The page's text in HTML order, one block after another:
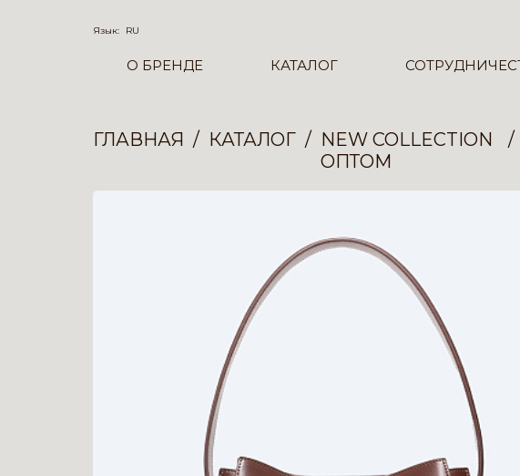
Язык: RU
О БРЕНДЕ КАТАЛОГ
ГЛАВНАЯ КАТАЛОГ
NEW COLLECTION
ОПТОМ